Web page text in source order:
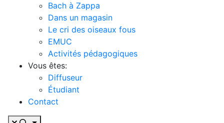
Bach à Zappa
Dans un magasin
Le cri des oiseaux fous
EMUC
Activités pédagogiques
Vous êtes:
Diffuseur
Étudiant
Contact